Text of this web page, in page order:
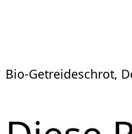
Bio-Getreideschrot,